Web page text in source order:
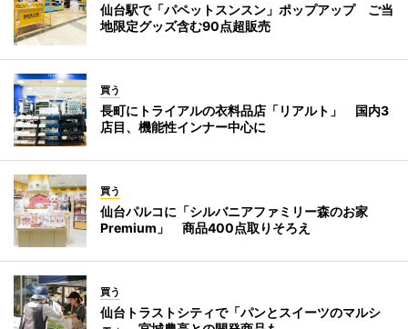
仙台駅で「パペットスンスン」ポップアップ ご当
地限定グッズ含む90点超販売
買う
長町にトライアルの衣料品店「リアルト」 国内3
店目、機能性インナー中心に
買う
仙台パルコに「シルバニアファミリー森のお家
Premium」 商品400点取りそろえ
買う
仙台トラストシティで「パンとスイーツのマルシ